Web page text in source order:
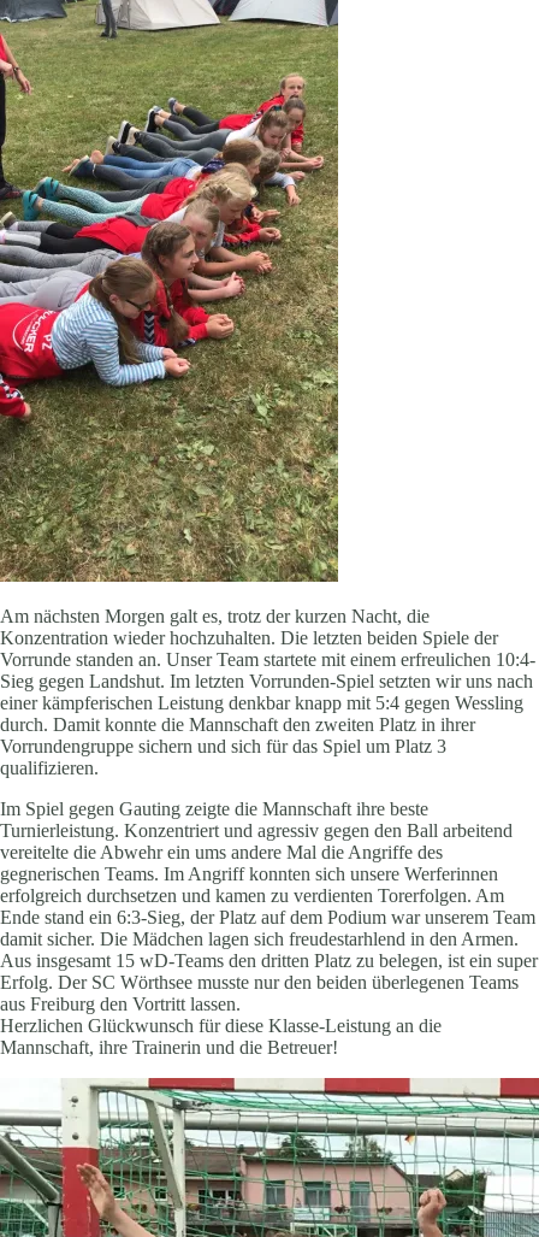
Am nächsten Morgen galt es, trotz der kurzen Nacht, die
Konzentration wieder hochzuhalten. Die letzten beiden Spiele der
Vorrunde standen an. Unser Team startete mit einem erfreulichen 10:4-
Sieg gegen Landshut. Im letzten Vorrunden-Spiel setzten wir uns nach
einer kämpferischen Leistung denkbar knapp mit 5:4 gegen Wessling
durch. Damit konnte die Mannschaft den zweiten Platz in ihrer
Vorrundengruppe sichern und sich für das Spiel um Platz 3
qualifizieren.
Im Spiel gegen Gauting zeigte die Mannschaft ihre beste
Turnierleistung. Konzentriert und agressiv gegen den Ball arbeitend
vereitelte die Abwehr ein ums andere Mal die Angriffe des
gegnerischen Teams. Im Angriff konnten sich unsere Werferinnen
erfolgreich durchsetzen und kamen zu verdienten Torerfolgen. Am
Ende stand ein 6:3-Sieg, der Platz auf dem Podium war unserem Team
damit sicher. Die Mädchen lagen sich freudestarhlend in den Armen.
Aus insgesamt 15 wD-Teams den dritten Platz zu belegen, ist ein super
Erfolg. Der SC Wörthsee musste nur den beiden überlegenen Teams
aus Freiburg den Vortritt lassen.
Herzlichen Glückwunsch für diese Klasse-Leistung an die
Mannschaft, ihre Trainerin und die Betreuer!